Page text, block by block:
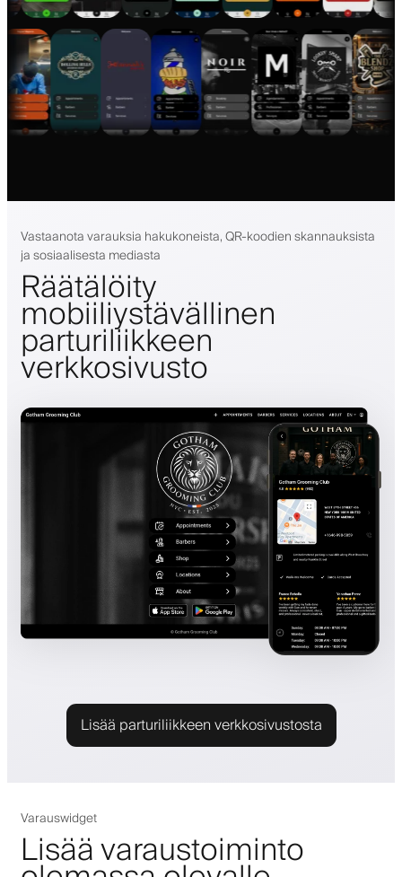
Vastaanota varauksia hakukoneista, QR-koodien skannauksista
ja sosiaalisesta mediasta
Räätälöity
mobiiliystävällinen
parturiliikkeen
verkkosivusto
Lisää parturiliikkeen verkkosivustosta
Varauswidget
Lisää varaustoiminto